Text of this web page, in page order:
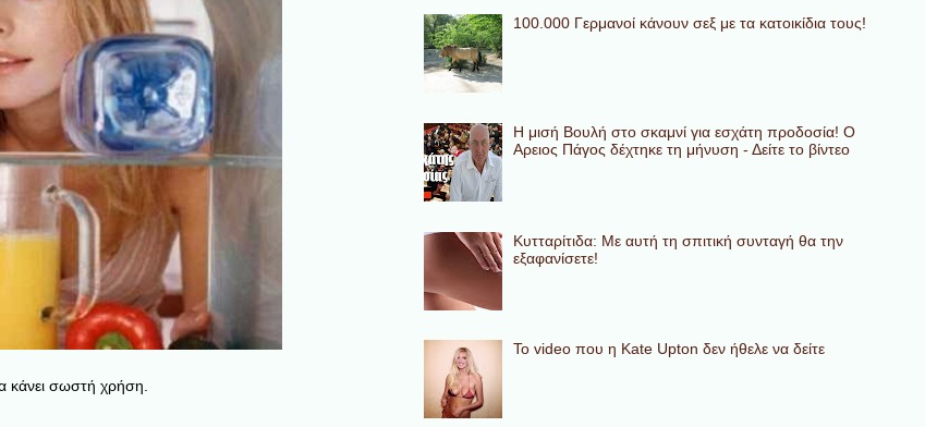
κάνει σωστή χρήση.
100.000 Γερμανοί κάνουν σεξ με τα κατοικίδια τους!
Η μισή Βουλή στο σκαμνί για εσχάτη προδοσία! Ο
Αρειος Πάγος δέχτηκε τη μήνυση - Δείτε το βίντεο
Κυτταρίτιδα: Με αυτή τη σπιτική συνταγή θα την
εξαφανίσετε!
To video που η Kate Upton δεν ήθελε να δείτε